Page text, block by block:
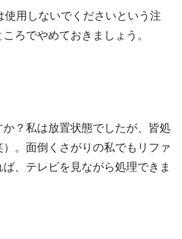
使用しないでくださいという注
ろでやめておきましょう。
？私は放置状態でしたが、皆処
。面倒くさがりの私でもリファ
、テレビを見ながら処理できま